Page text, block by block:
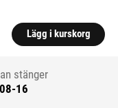
till extern sida.)
Lägg i kurskorg
stänger
16